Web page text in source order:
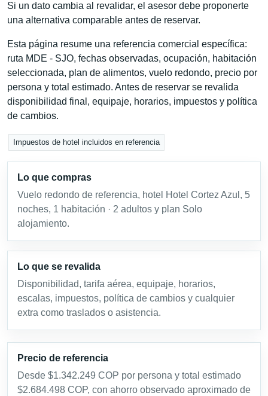
Si un dato cambia al revalidar, el asesor debe proponerte
una alternativa comparable antes de reservar.
Esta página resume una referencia comercial específica:
ruta MDE - SJO, fechas observadas, ocupación, habitación
seleccionada, plan de alimentos, vuelo redondo, precio por
persona y total estimado. Antes de reservar se revalida
disponibilidad final, equipaje, horarios, impuestos y política
de cambios.
Impuestos de hotel incluidos en referencia
Lo que compras
Vuelo redondo de referencia, hotel Hotel Cortez Azul, 5
noches, 1 habitación · 2 adultos y plan Solo
alojamiento.
Lo que se revalida
Disponibilidad, tarifa aérea, equipaje, horarios,
escalas, impuestos, política de cambios y cualquier
extra como traslados o asistencia.
Precio de referencia
Desde $1.342.249 COP por persona y total estimado
$2.684.498 COP, con ahorro observado aproximado de